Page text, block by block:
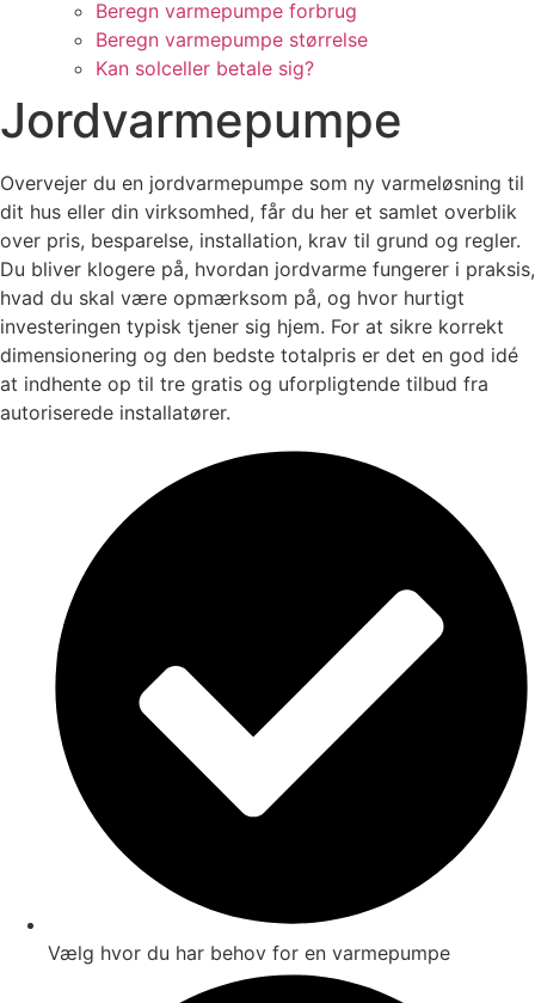
Beregn varmepumpe forbrug
Beregn varmepumpe størrelse
Kan solceller betale sig?
Jordvarmepumpe
Overvejer du en jordvarmepumpe som ny varmeløsning til
dit hus eller din virksomhed, får du her et samlet overblik
over pris, besparelse, installation, krav til grund og regler.
Du bliver klogere på, hvordan jordvarme fungerer i praksis,
hvad du skal være opmærksom på, og hvor hurtigt
investeringen typisk tjener sig hjem. For at sikre korrekt
dimensionering og den bedste totalpris er det en god idé
at indhente op til tre gratis og uforpligtende tilbud fra
autoriserede installatører.
Vælg hvor du har behov for en varmepumpe